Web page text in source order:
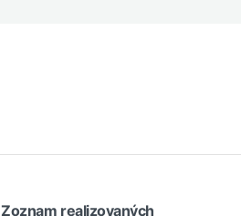
Zoznam realizovaných